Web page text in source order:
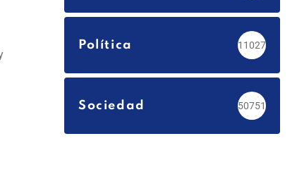
Política 11027
Sociedad 50751